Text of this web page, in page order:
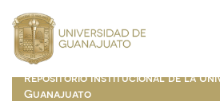
navigation
Repositorio Institucional de la
Guanajuato